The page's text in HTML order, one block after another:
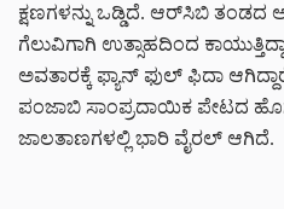
ಕ್ಷಣಗಳನ್ನು ಒಡ್ಡಿದೆ. ಆರ್‌ಸಿಬಿ
ಗೆಲುವಿಗಾಗಿ ಉತ್ಸಾಹದಿಂದ
ಅವತಾರಕ್ಕೆ ಫ್ಯಾನ್‌ ಫುಲ್‌ ಫಿದಾ
ಪಂಜಾಬಿ ಸಾಂಪ್ರದಾಯಿಕ ಪೇಟದ
ಜಾಲತಾಣಗಳಲ್ಲಿ ಭಾರಿ ವೈರಲ್ ಆಗಿದೆ.